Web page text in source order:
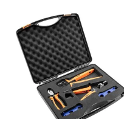
törlése